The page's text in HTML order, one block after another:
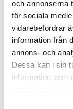
och annonserna
för sociala
vidarebefordrar
information från
annons- och
Dessa kan i sin
information som